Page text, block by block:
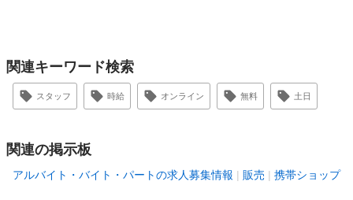
関連キーワード検索
スタッフ 時給 オンライン 無料 土日
関連の掲示板
アルバイト・バイト・パートの求人募集情報 販売 携帯ショップ